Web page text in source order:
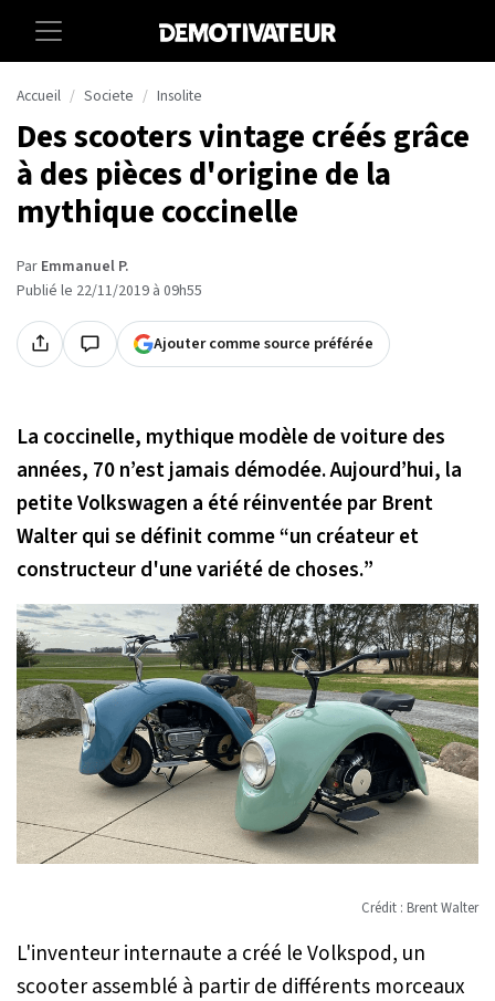
Accueil Societe Insolite
Des scooters vintage créés grâce
à des pièces d'origine de la
mythique coccinelle
Par Emmanuel P.
Publié le 22/11/2019 à 09h55
Ajouter comme source préférée
La coccinelle, mythique modèle de voiture des
années, 70 n’est jamais démodée. Aujourd’hui, la
petite Volkswagen a été réinventée par Brent
Walter qui se définit comme “un créateur et
constructeur d'une variété de choses.”
Crédit : Brent Walter
L'inventeur internaute a créé le Volkspod, un
scooter assemblé à partir de différents morceaux